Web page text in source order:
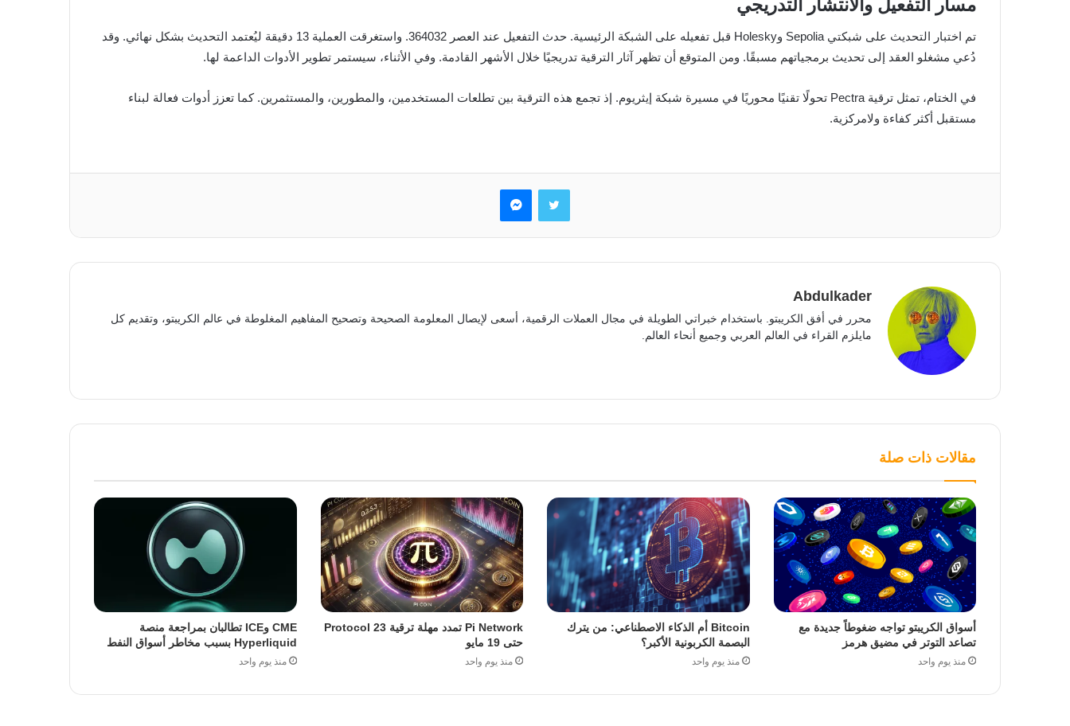
مسار التفعيل والانتشار التدريجي
تم اختبار التحديث على شبكتي Sepolia وHolesky قبل تفعيله على الشبكة الرئيسية. حدث التفعيل عند العصر 364032. واستغرقت العملية 13 دقيقة ليُعتمد التحديث بشكل نهائي. وقد
دُعي مشغلو العقد إلى تحديث برمجياتهم مسبقًا. ومن المتوقع أن تظهر آثار الترقية تدريجيًا خلال الأشهر القادمة. وفي الأثناء، سيستمر تطوير الأدوات الداعمة لها.
في الختام، تمثل ترقية Pectra تحولًا تقنيًا محوريًا في مسيرة شبكة إيثريوم. إذ تجمع هذه الترقية بين تطلعات المستخدمين، والمطورين، والمستثمرين. كما تعزز أدوات فعالة لبناء
مستقبل أكثر كفاءة ولامركزية.
تويتر ماسنجر
Abdulkader
محرر في أفق الكريبتو. باستخدام خبراتي الطويلة في مجال العملات الرقمية، أسعى لإيصال المعلومة الصحيحة وتصحيح المفاهيم المغلوطة في عالم الكريبتو، وتقديم كل
مايلزم القراء في العالم العربي وجميع أنحاء العالم.
مقالات ذات صلة
أسواق الكريبتو تواجه ضغوطاً جديدة مع
تصاعد التوتر في مضيق هرمز
منذ يوم واحد
Bitcoin أم الذكاء الاصطناعي: من يترك
البصمة الكربونية الأكبر؟
منذ يوم واحد
Pi Network تمدد مهلة ترقية Protocol 23
حتى 19 مايو
منذ يوم واحد
CME وICE تطالبان بمراجعة منصة
Hyperliquid بسبب مخاطر أسواق النفط
منذ يوم واحد